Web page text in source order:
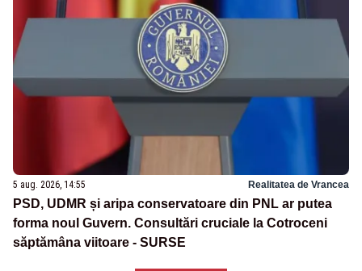
5 aug. 2026, 14:55 Realitatea de Vrancea
PSD, UDMR și aripa conservatoare din PNL ar putea
forma noul Guvern. Consultări cruciale la Cotroceni
săptămâna viitoare - SURSE